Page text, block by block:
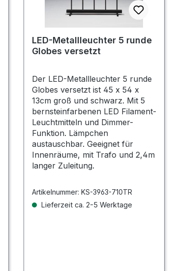
LED-Metallleuchter 5 runde
Globes versetzt
Der LED-Metallleuchter 5 runde
Globes versetzt ist 45 x 54 x
13cm groß und schwarz. Mit 5
bernsteinfarbenen LED Filament-
Leuchtmitteln und Dimmer-
Funktion. Lämpchen
austauschbar. Geeignet für
Innenräume, mit Trafo und 2,4m
langer Zuleitung.
Artikelnummer: KS-3963-710TR
Lieferzeit ca. 2-5 Werktage